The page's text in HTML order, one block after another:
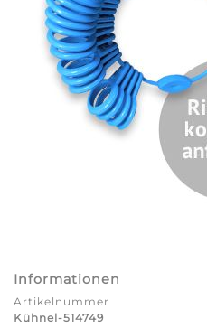
Informationen
Artikelnummer
Kühnel-514749